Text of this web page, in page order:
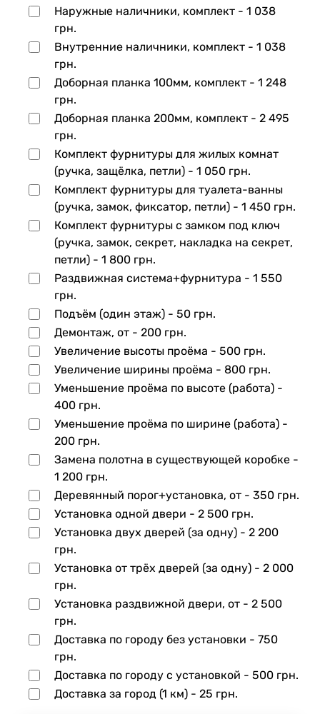
Наружные наличники, комплект - 1 038
грн.
Внутренние наличники, комплект - 1 038
грн.
Доборная планка 100мм, комплект - 1 248
грн.
Доборная планка 200мм, комплект - 2 495
грн.
Комплект фурнитуры для жилых комнат
(ручка, защёлка, петли) - 1 050 грн.
Комплект фурнитуры для туалета-ванны
(ручка, замок, фиксатор, петли) - 1 450 грн.
Комплект фурнитуры с замком под ключ
(ручка, замок, секрет, накладка на секрет,
петли) - 1 800 грн.
Раздвижная система+фурнитура - 1 550
грн.
Подъём (один этаж) - 50 грн.
Демонтаж, от - 200 грн.
Увеличение высоты проёма - 500 грн.
Увеличение ширины проёма - 800 грн.
Уменьшение проёма по высоте (работа) -
400 грн.
Уменьшение проёма по ширине (работа) -
200 грн.
Замена полотна в существующей коробке -
1 200 грн.
Деревянный порог+установка, от - 350 грн.
Установка одной двери - 2 500 грн.
Установка двух дверей (за одну) - 2 200
грн.
Установка от трёх дверей (за одну) - 2 000
грн.
Установка раздвижной двери, от - 2 500
грн.
Доставка по городу без установки - 750
грн.
Доставка по городу с установкой - 500 грн.
Доставка за город (1 км) - 25 грн.